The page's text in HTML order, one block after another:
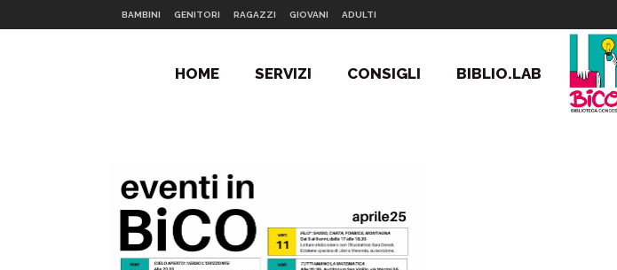
BAMBINI GENITORI RAGAZZI GIOVANI ADULTI
HOME SERVIZI CONSIGLI BIBLIO.LAB